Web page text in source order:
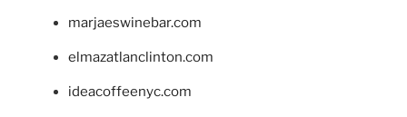
marjaeswinebar.com
elmazatlanclinton.com
ideacoffeenyc.com